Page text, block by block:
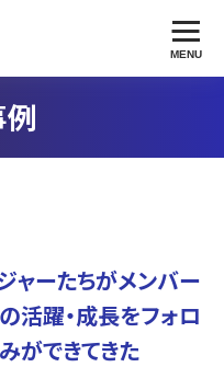
MENU
ャーたちがメンバー
活躍・成長をフォロ
ができてきた